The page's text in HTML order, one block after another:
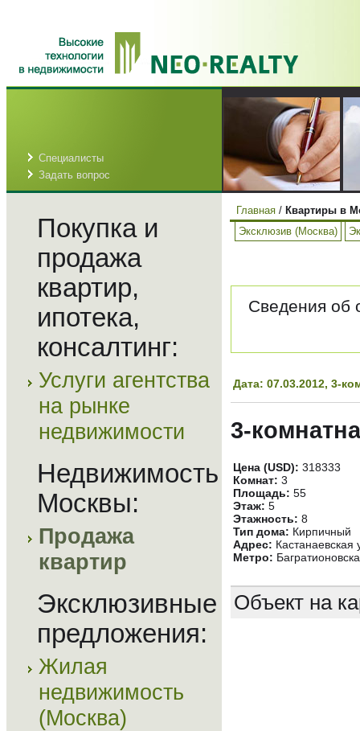
Специалисты
Задать вопрос
Покупка и
продажа
квартир,
ипотека,
консалтинг:
Услуги агентства
на рынке
недвижимости
Недвижимость
Москвы:
Продажа
квартир
Эксклюзивные
предложения:
Жилая
недвижимость
(Москва)
Главная / Квартиры в
Эксклюзив (Москва)
Сведения об
Дата: 07.03.2012, 3-
3-
Цена (USD): 318333
Комнат: 3
Площадь: 55
Этаж: 5
Этажность: 8
Тип дома: Кирпичный
Адрес: Кастанаевская
Метро:
Объект на